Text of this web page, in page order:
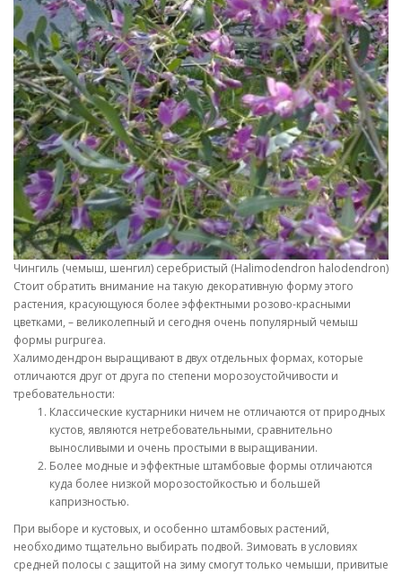
Чингиль (чемыш, шенгил) серебристый (Halimodendron halodendron).
Стоит обратить внимание на такую декоративную форму этого
растения, красующуюся более эффектными розово-красными
цветками, – великолепный и сегодня очень популярный чемыш
формы purpurea.
Халимодендрон выращивают в двух отдельных формах, которые
отличаются друг от друга по степени морозоустойчивости и
требовательности:
Классические кустарники ничем не отличаются от природных
кустов, являются нетребовательными, сравнительно
выносливыми и очень простыми в выращивании.
Более модные и эффектные штамбовые формы отличаются
куда более низкой морозостойкостью и большей
капризностью.
При выборе и кустовых, и особенно штамбовых растений,
необходимо тщательно выбирать подвой. Зимовать в условиях
средней полосы с защитой на зиму смогут только чемыши, привитые